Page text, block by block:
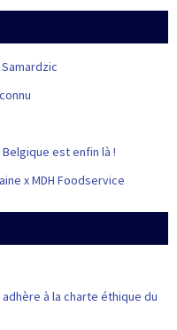
est enfin là !
x MDH Foodservice
à la charte éthique du